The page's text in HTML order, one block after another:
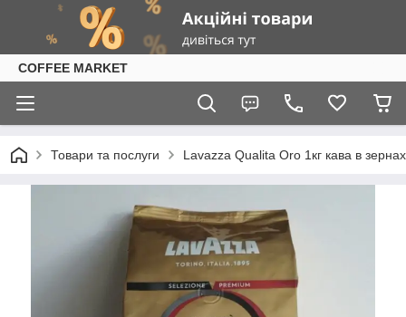
COFFEE MARKET
Товари та послуги Lavazza Qualita Oro 1кг кава в